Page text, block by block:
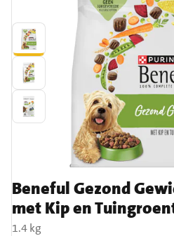
Beneful Gezond
met Kip en
1.4 kg